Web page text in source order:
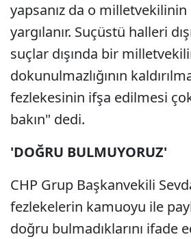
yapsanız da o milletvekilinin
yargılanır. Suçüstü halleri
suçlar dışında bir
dokunulmazlığının
fezlekesinin ifşa edilmesi
bakın" dedi.
'DOĞRU BULMUYORUZ'
CHP Grup Başkanvekili
fezlekelerin kamuoyu ile
doğru bulmadıklarını ifade